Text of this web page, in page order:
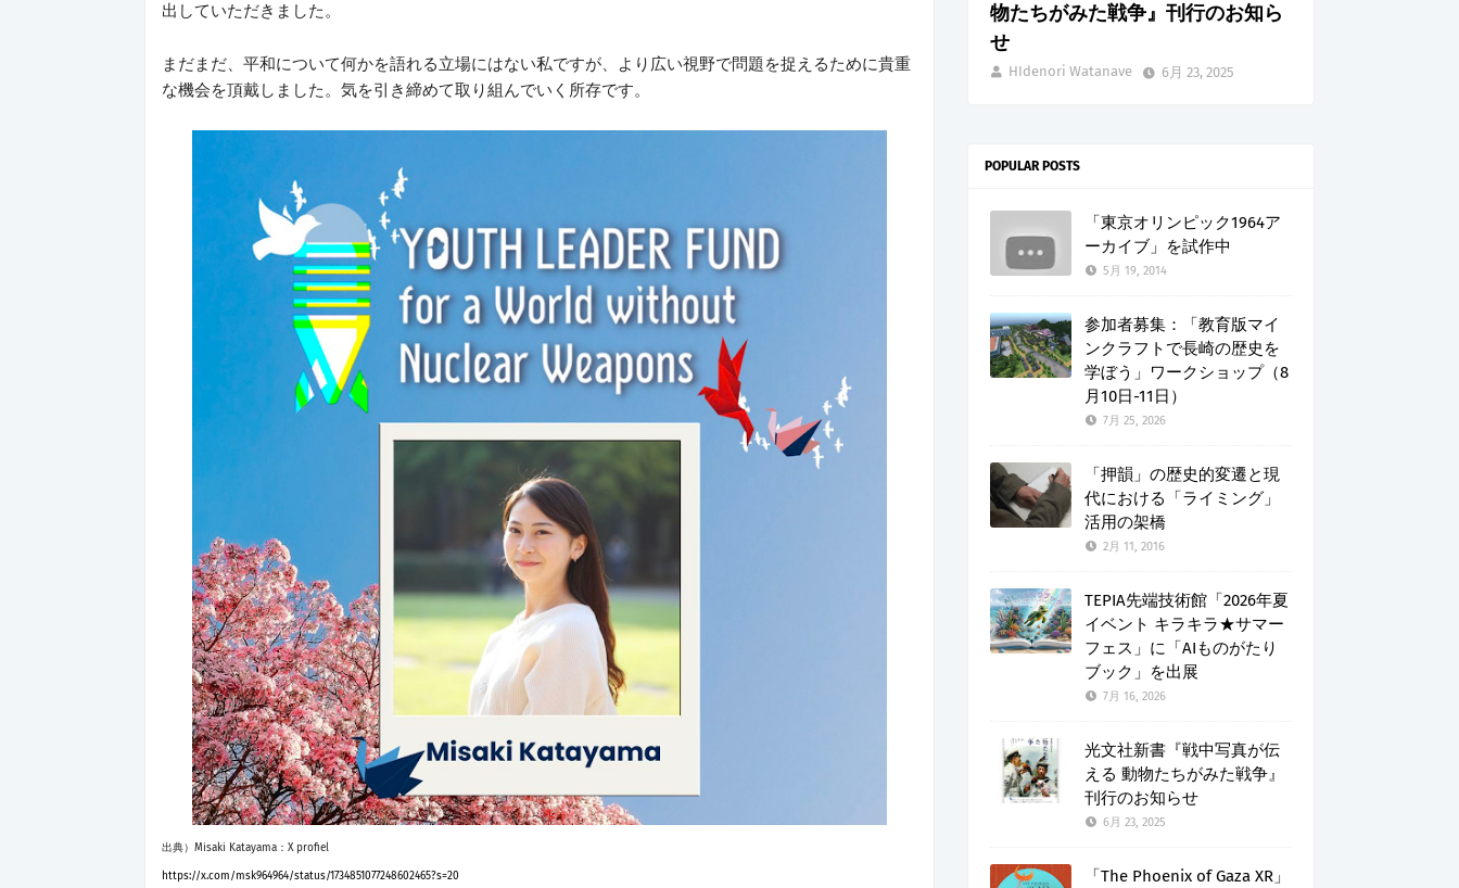
出していただきました。
まだまだ、平和について何かを語れる立場にはない私ですが、より広い視野で問題を捉えるために貴重
な機会を頂戴しました。気を引き締めて取り組んでいく所存です。
出典）Misaki Katayama：X profiel
https://x.com/msk964964/status/1734851077248602465?s=20
物たちがみた戦争』刊行のお知ら
せ
HIdenori Watanave 6月 23, 2025
POPULAR POSTS
「東京オリンピック1964ア
ーカイブ」を試作中
5月 19, 2014
参加者募集：「教育版マイ
ンクラフトで長崎の歴史を
学ぼう」ワークショップ（8
月10日-11日）
7月 25, 2026
「押韻」の歴史的変遷と現
代における「ライミング」
活用の架橋
2月 11, 2016
TEPIA先端技術館「2026年夏
イベント キラキラ★サマー
フェス」に「AIものがたり
ブック」を出展
7月 16, 2026
光文社新書『戦中写真が伝
える 動物たちがみた戦争』
刊行のお知らせ
6月 23, 2025
「The Phoenix of Gaza XR」